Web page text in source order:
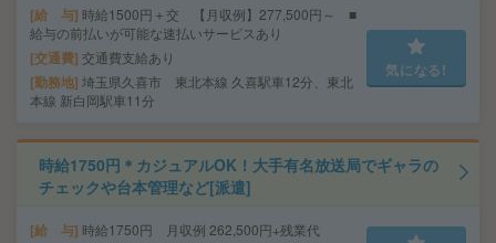
給 与 時給1500円＋交 【月収例】277,500円～ ■
給与の前払いが可能な速払いサービスあり
交通費 交通費支給あり
勤務地 埼玉県久喜市 東北本線 久喜駅車12分、東北
本線 新白岡駅車11分
気になる!
時給1750円＊カジュアルOK！大手有名放送局でギャラの
チェックや台本管理など[派遣]
給 与 時給1750円 月収例 262,500円+残業代